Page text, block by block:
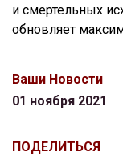
и смертельных
обновляет
Ваши Новости
01 ноября 2021
ПОДЕЛИТЬСЯ